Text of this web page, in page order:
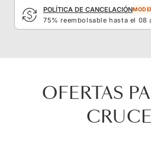
POLÍTICA DE CANCELACIÓN
75% reembolsable hasta el 08
OFERTAS